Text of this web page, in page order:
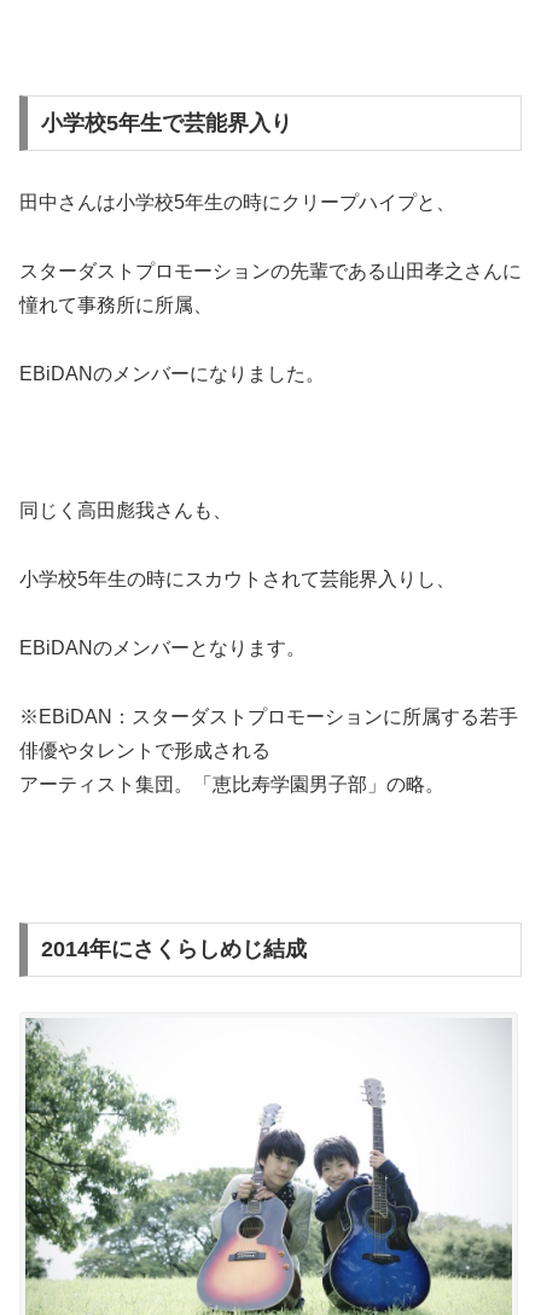
小学校5年生で芸能界入り
田中さんは小学校5年生の時にクリープハイプと、
スターダストプロモーションの先輩である山田孝之さんに
憧れて事務所に所属、
EBiDANのメンバーになりました。
同じく高田彪我さんも、
小学校5年生の時にスカウトされて芸能界入りし、
EBiDANのメンバーとなります。
※EBiDAN：スターダストプロモーションに所属する若手
俳優やタレントで形成される
アーティスト集団。「恵比寿学園男子部」の略。
2014年にさくらしめじ結成